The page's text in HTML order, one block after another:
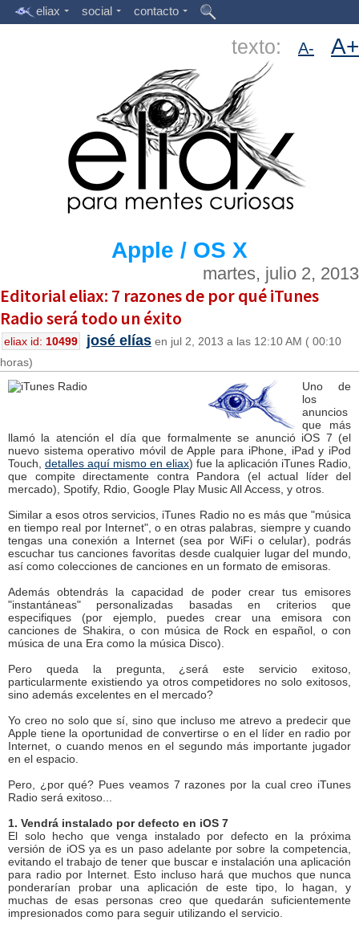
eliax social contacto
texto: A- A+
Apple / OS X
martes, julio 2, 2013
Editorial eliax: 7 razones de por qué iTunes
Radio será todo un éxito
eliax id: 10499 josé elías en jul 2, 2013 a las 12:10 AM ( 00:10
horas)
Uno de
los
anuncios
que más
llamó la atención el día que formalmente se anunció iOS 7 (el
nuevo sistema operativo móvil de Apple para iPhone, iPad y iPod
Touch, detalles aquí mismo en eliax) fue la aplicación iTunes Radio,
que compite directamente contra Pandora (el actual líder del
mercado), Spotify, Rdio, Google Play Music All Access, y otros.
Similar a esos otros servicios, iTunes Radio no es más que "música
en tiempo real por Internet", o en otras palabras, siempre y cuando
tengas una conexión a Internet (sea por WiFi o celular), podrás
escuchar tus canciones favoritas desde cualquier lugar del mundo,
así como colecciones de canciones en un formato de emisoras.
Además obtendrás la capacidad de poder crear tus emisores
"instantáneas" personalizadas basadas en criterios que
especifiques (por ejemplo, puedes crear una emisora con
canciones de Shakira, o con música de Rock en español, o con
música de una Era como la música Disco).
Pero queda la pregunta, ¿será este servicio exitoso,
particularmente existiendo ya otros competidores no solo exitosos,
sino además excelentes en el mercado?
Yo creo no solo que sí, sino que incluso me atrevo a predecir que
Apple tiene la oportunidad de convertirse o en el líder en radio por
Internet, o cuando menos en el segundo más importante jugador
en el espacio.
Pero, ¿por qué? Pues veamos 7 razones por la cual creo iTunes
Radio será exitoso...
1. Vendrá instalado por defecto en iOS 7
El solo hecho que venga instalado por defecto en la próxima
versión de iOS ya es un paso adelante por sobre la competencia,
evitando el trabajo de tener que buscar e instalación una aplicación
para radio por Internet. Esto incluso hará que muchos que nunca
ponderarían probar una aplicación de este tipo, lo hagan, y
muchas de esas personas creo que quedarán suficientemente
impresionados como para seguir utilizando el servicio.